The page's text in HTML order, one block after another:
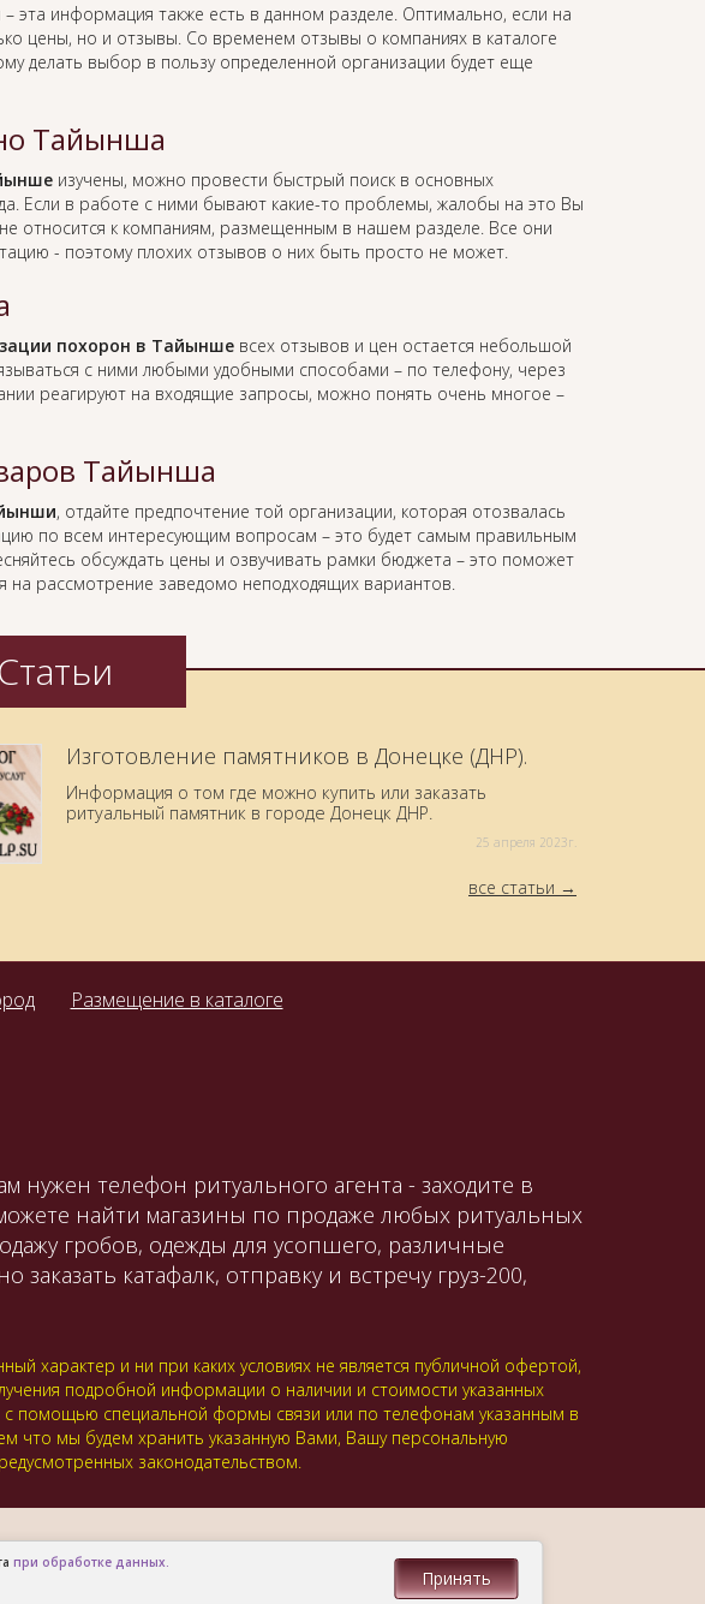
эта информация также есть в данном разделе. Оптимально, если на
цены, но и отзывы. Со временем отзывы о компаниях в каталоге
делать выбор в пользу определенной организации будет еще
Тайынша
изучены, можно провести быстрый поиск в основных
Если в работе с ними бывают какие-то проблемы, жалобы на это Вы
относится к компаниям, размещенным в нашем разделе. Все они
- поэтому плохих отзывов о них быть просто не может.
похорон в Тайыншевсех отзывов и цен остается небольшой
с ними любыми удобными способами – по телефону, через
реагируют на входящие запросы, можно понять очень многое –
Тайынша
, отдайте предпочтение той организации, которая отозвалась
по всем интересующим вопросам – это будет самым правильным
обсуждать цены и озвучивать рамки бюджета – это поможет
на рассмотрение заведомо неподходящих вариантов.
Статьи
Изготовление памятников в Донецке (ДНР).
Информация о том где можно купить или заказать
ритуальный памятник в городе Донецк ДНР.
25 aпреля 2023г.
все статьи
Размещение в каталоге
нужен телефон ритуального агента - заходите в
найти магазины по продаже любых ритуальных
гробов, одежды для усопшего, различные
катафалк, отправку и встречу груз-200,
характер и ни при каких условиях не является публичной офертой,
подробной информации о наличии и стоимости указанных
с помощью специальной формы связи или по телефонам указанным в
что мы будем хранить указанную Вами, Вашу персональную
законодательством.
при обработке данных.
Принять